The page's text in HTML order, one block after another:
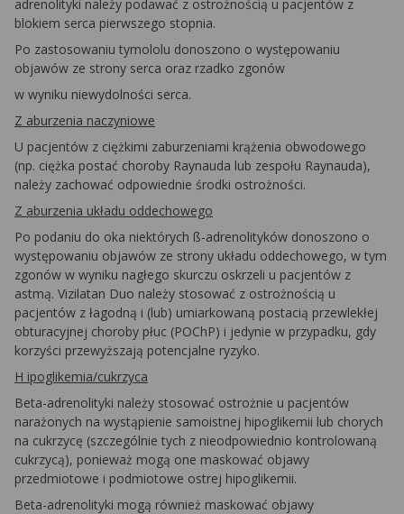
adrenolityki należy podawać z ostrożnością u pacjentów z
blokiem serca pierwszego stopnia.
Po zastosowaniu tymololu donoszono o występowaniu
objawów ze strony serca oraz rzadko zgonów
w wyniku niewydolności serca.
Z aburzenia naczyniowe
U pacjentów z ciężkimi zaburzeniami krążenia obwodowego
(np. ciężka postać choroby Raynauda lub zespołu Raynauda),
należy zachować odpowiednie środki ostrożności.
Z aburzenia układu oddechowego
Po podaniu do oka niektórych ß-adrenolityków donoszono o
występowaniu objawów ze strony układu oddechowego, w tym
zgonów w wyniku nagłego skurczu oskrzeli u pacjentów z
astmą. Vizilatan Duo należy stosować z ostrożnością u
pacjentów z łagodną i (lub) umiarkowaną postacią przewlekłej
obturacyjnej choroby płuc (POChP) i jedynie w przypadku, gdy
korzyści przewyższają potencjalne ryzyko.
H ipoglikemia/cukrzyca
Beta-adrenolityki należy stosować ostrożnie u pacjentów
narażonych na wystąpienie samoistnej hipoglikemii lub chorych
na cukrzycę (szczególnie tych z nieodpowiednio kontrolowaną
cukrzycą), ponieważ mogą one maskować objawy
przedmiotowe i podmiotowe ostrej hipoglikemii.
Beta-adrenolityki mogą również maskować objawy